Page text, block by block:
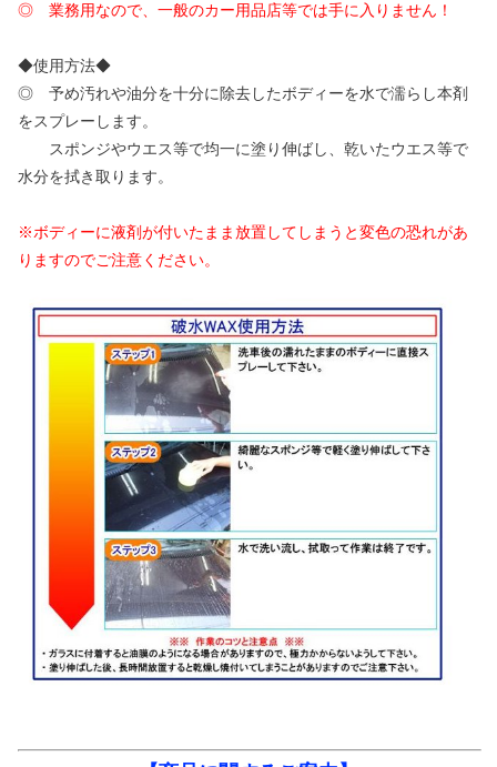
◎ 業務用なので、一般のカー用品店等では手に入りません！
◆使用方法◆
◎ 予め汚れや油分を十分に除去したボディーを水で濡らし本剤
をスプレーします。
スポンジやウエス等で均一に塗り伸ばし、乾いたウエス等で
水分を拭き取ります。
※ボディーに液剤が付いたまま放置してしまうと変色の恐れがあ
りますのでご注意ください。